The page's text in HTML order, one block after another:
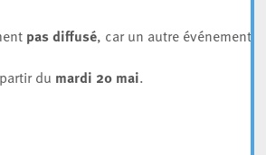
pas diffusé, car un autre événement en
du mardi 20 mai.